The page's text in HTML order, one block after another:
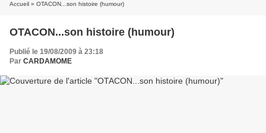
Accueil » OTACON...son histoire (humour)
OTACON...son histoire (humour)
Publié le 19/08/2009 à 23:18
Par CARDAMOME